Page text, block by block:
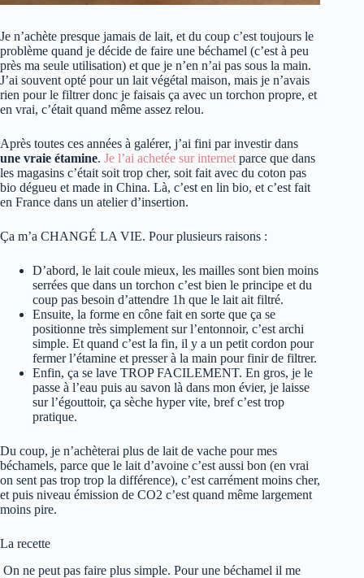
Je n’achète presque jamais de lait, et du coup c’est toujours le
problème quand je décide de faire une béchamel (c’est à peu
près ma seule utilisation) et que je n’en n’ai pas sous la main.
J’ai souvent opté pour un lait végétal maison, mais je n’avais
rien pour le filtrer donc je faisais ça avec un torchon propre, et
en vrai, c’était quand même assez relou.
Après toutes ces années à galérer, j’ai fini par investir dans
une vraie étamine. Je l’ai achetée sur internet parce que dans
les magasins c’était soit trop cher, soit fait avec du coton pas
bio dégueu et made in China. Là, c’est en lin bio, et c’est fait
en France dans un atelier d’insertion.
Ça m’a CHANGÉ LA VIE. Pour plusieurs raisons :
D’abord, le lait coule mieux, les mailles sont bien moins
serrées que dans un torchon c’est bien le principe et du
coup pas besoin d’attendre 1h que le lait ait filtré.
Ensuite, la forme en cône fait en sorte que ça se
positionne très simplement sur l’entonnoir, c’est archi
simple. Et quand c’est la fin, il y a un petit cordon pour
fermer l’étamine et presser à la main pour finir de filtrer.
Enfin, ça se lave TROP FACILEMENT. En gros, je le
passe à l’eau puis au savon là dans mon évier, je laisse
sur l’égouttoir, ça sèche hyper vite, bref c’est trop
pratique.
Du coup, je n’achèterai plus de lait de vache pour mes
béchamels, parce que le lait d’avoine c’est aussi bon (en vrai
on sent pas trop trop la différence), c’est carrément moins cher,
et puis niveau émission de CO2 c’est quand même largement
moins pire.
La recette
On ne peut pas faire plus simple. Pour une béchamel il me